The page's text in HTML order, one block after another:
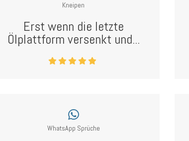
Kneipen
Erst wenn die letzte
Ölplattform versenkt und...
WhatsApp Sprüche